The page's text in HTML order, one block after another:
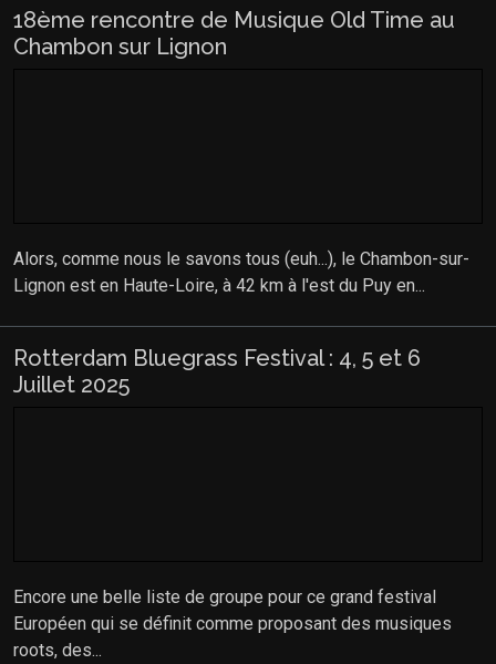
18ème rencontre de Musique Old Time au
Chambon sur Lignon
Alors, comme nous le savons tous (euh...), le Chambon-sur-
Lignon est en Haute-Loire, à 42 km à l'est du Puy en...
Rotterdam Bluegrass Festival : 4, 5 et 6
Juillet 2025
Encore une belle liste de groupe pour ce grand festival
Européen qui se définit comme proposant des musiques
roots, des...